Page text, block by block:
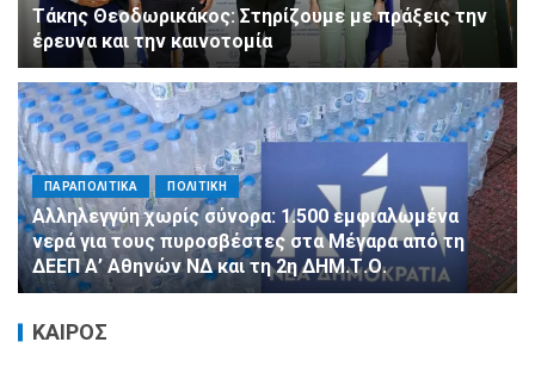
Τάκης Θεοδωρικάκος: Στηρίζουμε με πράξεις την
έρευνα και την καινοτομία
ΠΑΡΑΠΟΛΙΤΙΚΑ ΠΟΛΙΤΙΚΗ
Αλληλεγγύη χωρίς σύνορα: 1.500 εμφιαλωμένα
νερά για τους πυροσβέστες στα Μέγαρα από τη
ΔΕΕΠ Α’ Αθηνών ΝΔ και τη 2η ΔΗΜ.Τ.Ο.
ΚΑΙΡΟΣ